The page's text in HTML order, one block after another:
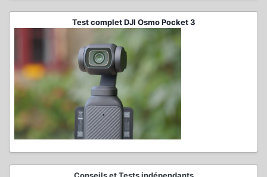
Test complet DJI Osmo Pocket 3